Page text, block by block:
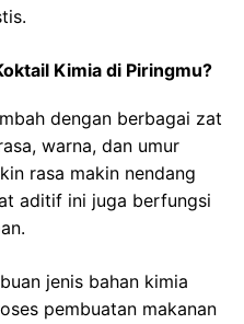
Kimia di Piringmu?
dengan berbagai zat
warna, dan umur
rasa makin nendang
aditif ini juga berfungsi
jenis bahan kimia
pembuatan makanan